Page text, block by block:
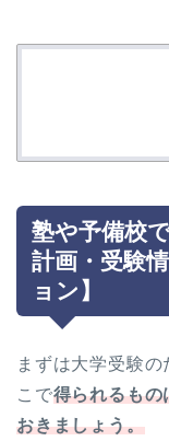
塾や予備校
計画・受験
ョン】
まずは大学受験
こで得られるもの
おきましょう。